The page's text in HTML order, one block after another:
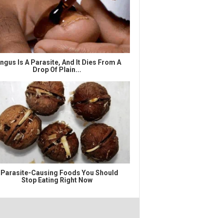
Is A Parasite, And It Dies From A
Drop Of Plain...
Causing Foods You Should
Stop Eating Right Now